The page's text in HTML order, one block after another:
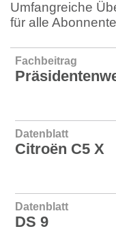
Umfangreiche
für alle
Fachbeitrag
Datenblatt
Citroën C5 X
Datenblatt
DS 9